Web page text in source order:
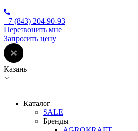
+7 (843) 204-90-93
Перезвонить мне
Запросить цену
Казань
Каталог
SALE
Бренды